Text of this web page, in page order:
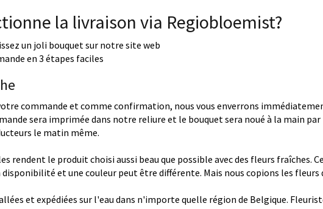
la livraison via Regiobloemist?
un joli bouquet sur notre site web
en 3 étapes faciles
commande et comme confirmation, nous vous enverrons
sera imprimée dans notre reliure et le bouquet sera noué à la main
le matin même.
rendent le produit choisi aussi beau que possible avec des fleurs fraîches.
et une couleur peut être différente. Mais nous copions les fleurs
et expédiées sur l'eau dans n'importe quelle région de Belgique.